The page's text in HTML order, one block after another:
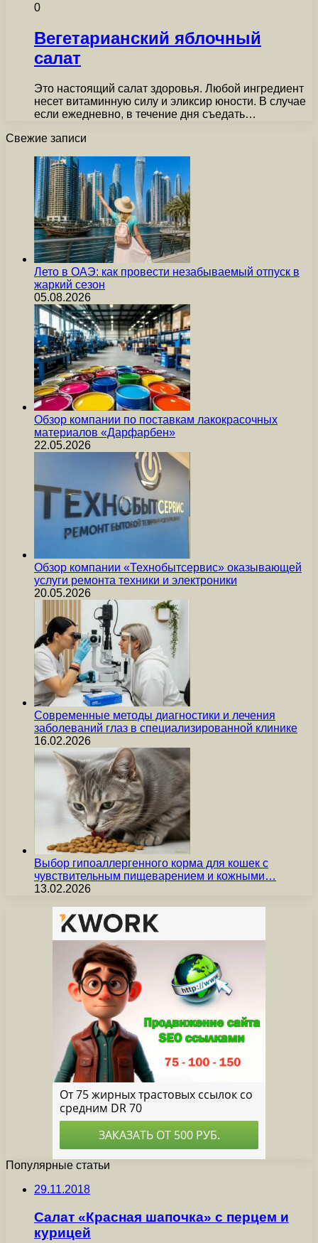
0
Вегетарианский яблочный
салат
Это настоящий салат здоровья. Любой ингредиент
несет витаминную силу и эликсир юности. В случае
если ежедневно, в течение дня съедать…
Свежие записи
Лето в ОАЭ: как провести незабываемый отпуск в
жаркий сезон
05.08.2026
Обзор компании по поставкам лакокрасочных
материалов «Дарфарбен»
22.05.2026
Обзор компании «Технобытсервис» оказывающей
услуги ремонта техники и электроники
20.05.2026
Современные методы диагностики и лечения
заболеваний глаз в специализированной клинике
16.02.2026
Выбор гипоаллергенного корма для кошек с
чувствительным пищеварением и кожными…
13.02.2026
Популярные статьи
29.11.2018
Салат «Красная шапочка» с перцем и
курицей